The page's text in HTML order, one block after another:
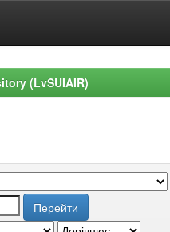
(LvSUIAIR)